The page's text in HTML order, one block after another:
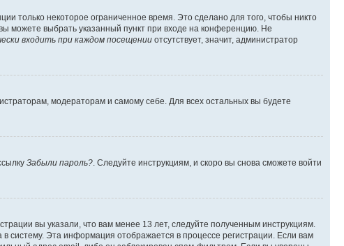
только некоторое ограниченное время. Это сделано для того, чтобы никто
можете выбрать указанный пункт при входе на конференцию. Не
входить при каждом посещении отсутствует, значит, администратор
модераторам и самому себе. Для всех остальных вы будете
Забыли пароль? . Следуйте инструкциям, и скоро вы снова сможете войти
вы указали, что вам менее 13 лет, следуйте полученным инструкциям.
систему. Эта информация отображается в процессе регистрации. Если вам